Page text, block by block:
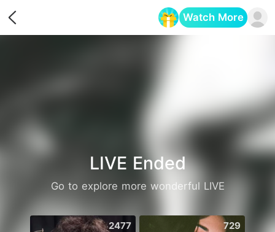
Watch More
LIVE Ended
Go to explore more wonderful LIVE
2477 729